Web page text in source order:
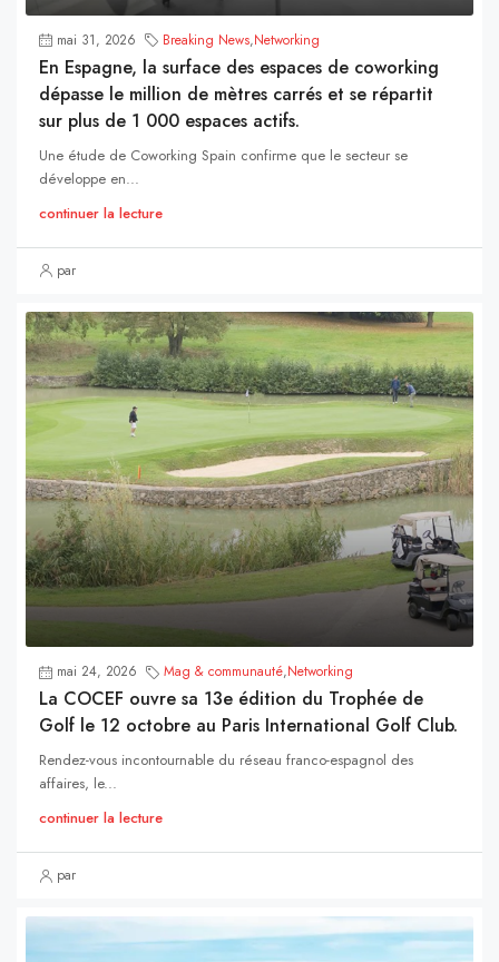
mai 31, 2026 Breaking News,Networking
En Espagne, la surface des espaces de coworking
dépasse le million de mètres carrés et se répartit
sur plus de 1 000 espaces actifs.
Une étude de Coworking Spain confirme que le secteur se
développe en...
continuer la lecture
par
mai 24, 2026 Mag & communauté,Networking
La COCEF ouvre sa 13e édition du Trophée de
Golf le 12 octobre au Paris International Golf Club.
Rendez-vous incontournable du réseau franco-espagnol des
affaires, le...
continuer la lecture
par